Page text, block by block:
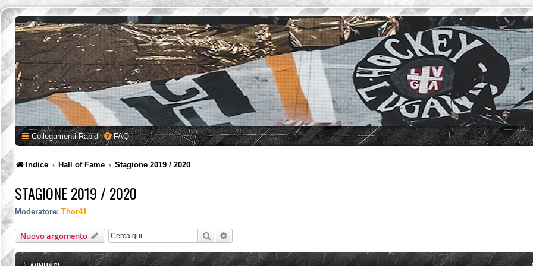
Collegamenti Rapidi FAQ
Indice Hall of Fame Stagione 2019 / 2020
STAGIONE 2019 / 2020
Moderatore: Thor41
Nuovo argomento Cerca